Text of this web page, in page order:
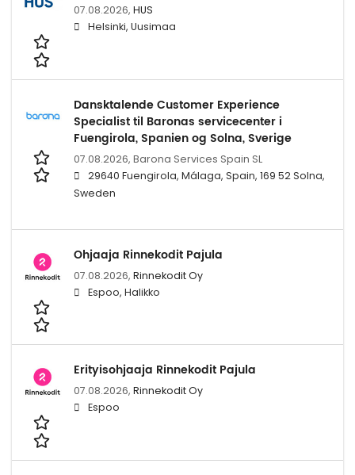
07.08.2026, HUS
Helsinki, Uusimaa
Dansktalende Customer Experience
Specialist til Baronas servicecenter i
Fuengirola, Spanien og Solna, Sverige
07.08.2026, Barona Services Spain SL
29640 Fuengirola, Málaga, Spain, 169 52 Solna,
Sweden
Ohjaaja Rinnekodit Pajula
07.08.2026, Rinnekodit Oy
Espoo, Halikko
Erityisohjaaja Rinnekodit Pajula
07.08.2026, Rinnekodit Oy
Espoo